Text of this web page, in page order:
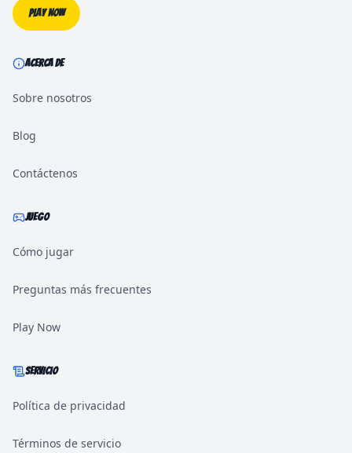
Play Now
ACERCA DE
Sobre nosotros
Blog
Contáctenos
JUEGO
Cómo jugar
Preguntas más frecuentes
Play Now
SERVICIO
Política de privacidad
Términos de servicio